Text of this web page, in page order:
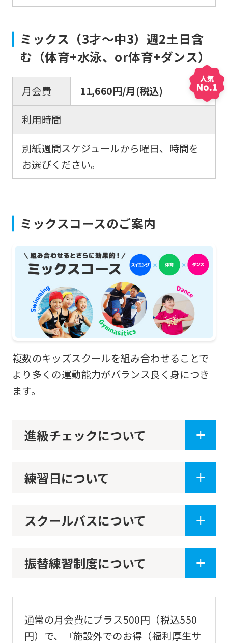
ミックス（3才～中3）週2土日含
む（体育+水泳、or体育+ダンス）
月会費
11,660円/月(税込)
利用時間
別紙週間スケジュールから曜日、時間を
お選びください。
ミックスコースのご案内
複数のキッズスクールを組み合わせることで
より多くの運動能力がバランス良く身につき
ます。
進級チェックについて
練習日について
スクールバスについて
振替練習制度について
通常の月会費にプラス500円（税込550
円）で、『施設外でのお得（福利厚生サ
Click
the
link
below
(start
to
to
page.
However,
if
you
use
an
automatic
translation
service,
the
this
mechanically,
may
an
accurate